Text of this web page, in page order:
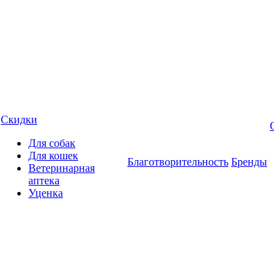
Скидки
Для собак
Для кошек
Ветеринарная
аптека
Уценка
Благотворительность Бренды